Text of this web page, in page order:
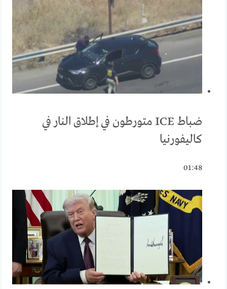
ضباط ICE متورطون في إطلاق النار في
كاليفورنيا
01:48